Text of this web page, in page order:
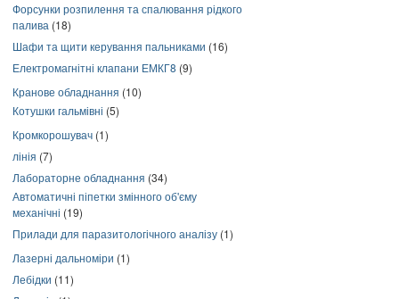
Форсунки розпилення та спалювання рідкого
палива (18)
Шафи та щити керування пальниками (16)
Електромагнітні клапани ЕМКГ8 (9)
Кранове обладнання (10)
Котушки гальмівні (5)
Кромкорошувач (1)
лінія (7)
Лабораторне обладнання (34)
Автоматичні піпетки змінного об'єму
механічні (19)
Прилади для паразитологічного аналізу (1)
Лазерні дальноміри (1)
Лебідки (11)